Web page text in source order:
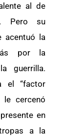
al de
Pero su
acentuó la
por la
guerrilla.
el “factor
le cercenó
en
a la